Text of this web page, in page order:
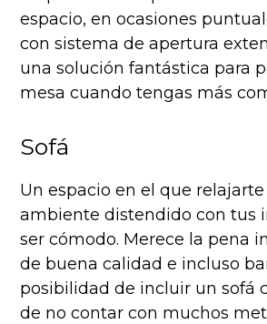
espacio, en ocasiones
con sistema de apertura
una solución fantástica para
mesa cuando tengas más
Sofá
Un espacio en el que
ambiente distendido con tus
ser cómodo. Merece la pena
de buena calidad e incluso
posibilidad de incluir un sofá
de no contar con muchos